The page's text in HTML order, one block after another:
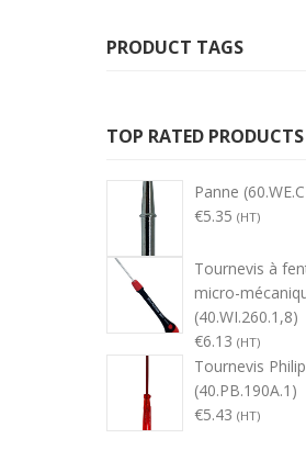
PRODUCT TAGS
TOP RATED PRODUCTS
Panne
€5.35 (HT)
Tournevis à
micro-
(40.WI.260.1,8)
€6.13 (HT)
Tournevis
(40.PB.190A.1)
€5.43 (HT)